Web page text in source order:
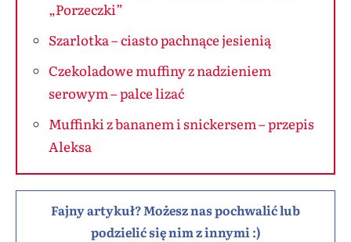
„Porzeczki”
Szarlotka – ciasto pachnące jesienią
Czekoladowe muffiny z nadzieniem
serowym – palce lizać
Muffinki z bananem i snickersem – przepis
Aleksa
Fajny artykuł? Możesz nas pochwalić lub
podzielić się nim z innymi :)